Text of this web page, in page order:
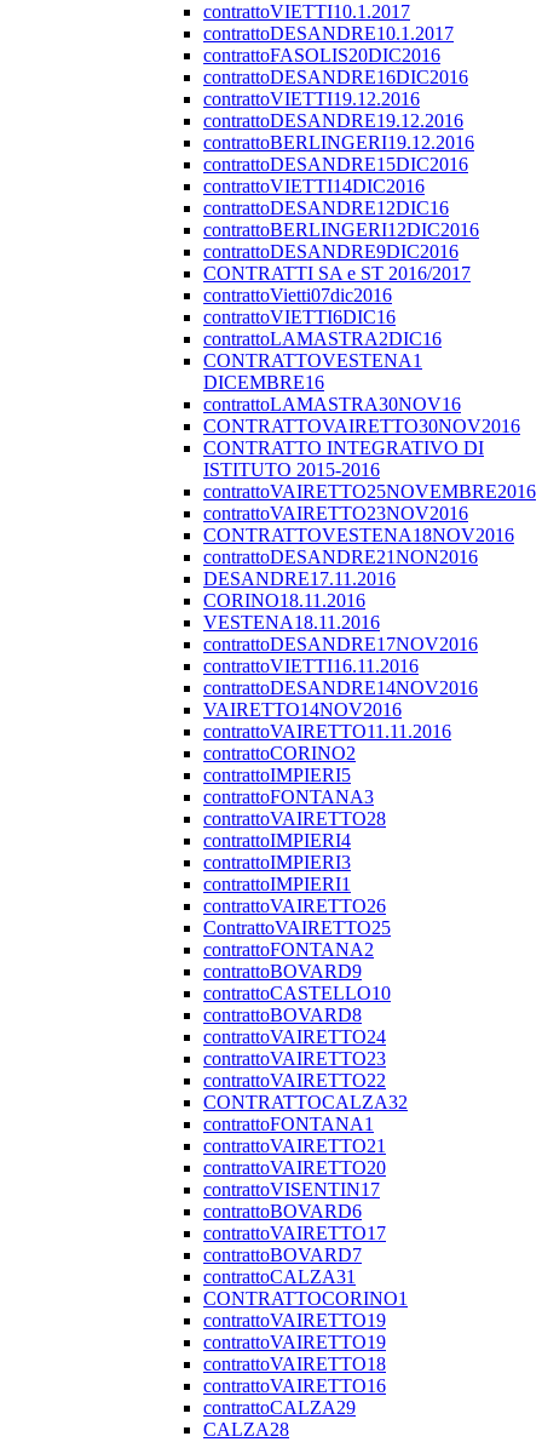
contrattoVIETTI10.1.2017
contrattoDESANDRE10.1.2017
contrattoFASOLIS20DIC2016
contrattoDESANDRE16DIC2016
contrattoVIETTI19.12.2016
contrattoDESANDRE19.12.2016
contrattoBERLINGERI19.12.2016
contrattoDESANDRE15DIC2016
contrattoVIETTI14DIC2016
contrattoDESANDRE12DIC16
contrattoBERLINGERI12DIC2016
contrattoDESANDRE9DIC2016
CONTRATTI SA e ST 2016/2017
contrattoVietti07dic2016
contrattoVIETTI6DIC16
contrattoLAMASTRA2DIC16
CONTRATTOVESTENA1
DICEMBRE16
contrattoLAMASTRA30NOV16
CONTRATTOVAIRETTO30NOV2016
CONTRATTO INTEGRATIVO DI
ISTITUTO 2015-2016
contrattoVAIRETTO25NOVEMBRE2016
contrattoVAIRETTO23NOV2016
CONTRATTOVESTENA18NOV2016
contrattoDESANDRE21NON2016
DESANDRE17.11.2016
CORINO18.11.2016
VESTENA18.11.2016
contrattoDESANDRE17NOV2016
contrattoVIETTI16.11.2016
contrattoDESANDRE14NOV2016
VAIRETTO14NOV2016
contrattoVAIRETTO11.11.2016
contrattoCORINO2
contrattoIMPIERI5
contrattoFONTANA3
contrattoVAIRETTO28
contrattoIMPIERI4
contrattoIMPIERI3
contrattoIMPIERI1
contrattoVAIRETTO26
ContrattoVAIRETTO25
contrattoFONTANA2
contrattoBOVARD9
contrattoCASTELLO10
contrattoBOVARD8
contrattoVAIRETTO24
contrattoVAIRETTO23
contrattoVAIRETTO22
CONTRATTOCALZA32
contrattoFONTANA1
contrattoVAIRETTO21
contrattoVAIRETTO20
contrattoVISENTIN17
contrattoBOVARD6
contrattoVAIRETTO17
contrattoBOVARD7
contrattoCALZA31
CONTRATTOCORINO1
contrattoVAIRETTO19
contrattoVAIRETTO19
contrattoVAIRETTO18
contrattoVAIRETTO16
contrattoCALZA29
CALZA28